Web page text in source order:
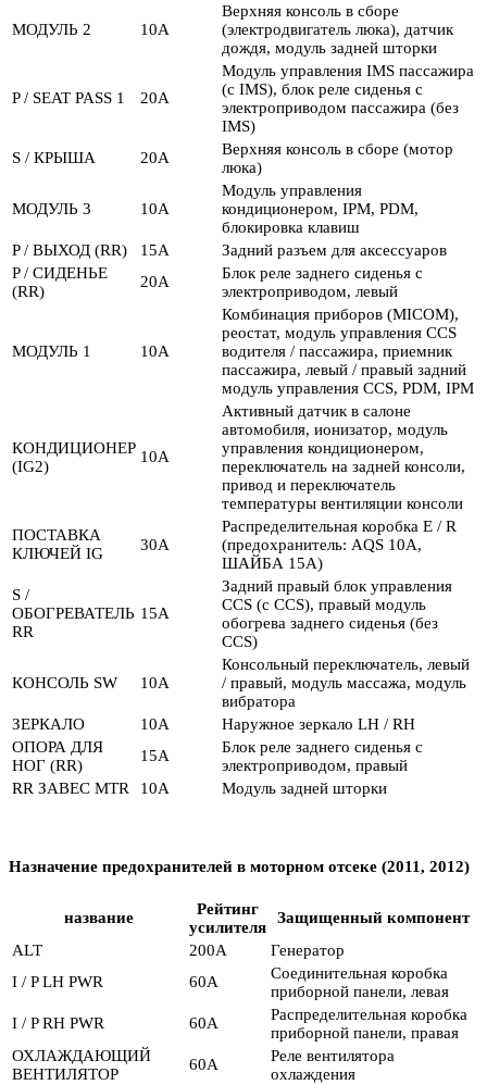
МОДУЛЬ 2 10А
Верхняя консоль в сборе
(электродвигатель люка), датчик
дождя, модуль задней шторки
P / SEAT PASS 1 20А
Модуль управления IMS пассажира
(с IMS), блок реле сиденья с
электроприводом пассажира (без
IMS)
S / КРЫША
20А
Верхняя консоль в сборе (мотор
люка)
МОДУЛЬ 3 10А
Модуль управления
кондиционером, IPM, PDM,
блокировка клавиш
P / ВЫХОД (RR)
15А
Задний разъем для аксессуаров
P / СИДЕНЬЕ
(RR)
20А
Блок реле заднего сиденья с
электроприводом, левый
МОДУЛЬ 1 10А
Комбинация приборов (MICOM),
реостат, модуль управления CCS
водителя / пассажира, приемник
пассажира, левый / правый задний
модуль управления CCS, PDM, IPM
КОНДИЦИОНЕР
(IG2)
10А
Активный датчик в салоне
автомобиля, ионизатор, модуль
управления кондиционером,
переключатель на задней консоли,
привод и переключатель
температуры вентиляции консоли
ПОСТАВКА
КЛЮЧЕЙ IG
30А
Распределительная коробка E / R
(предохранитель: AQS 10A,
ШАЙБА 15A)
S /
ОБОГРЕВАТЕЛЬ
RR
15А
Задний правый блок управления
CCS (с CCS), правый модуль
обогрева заднего сиденья (без
CCS)
КОНСОЛЬ SW 10А
Консольный переключатель, левый
/ правый, модуль массажа, модуль
вибратора
ЗЕРКАЛО
10А
Наружное зеркало LH / RH
ОПОРА ДЛЯ
НОГ (RR)
15А
Блок реле заднего сиденья с
электроприводом, правый
RR ЗАВЕС MTR
10А Модуль задней шторки
Назначение предохранителей в моторном отсеке (2011, 2012)
название
Рейтинг
усилителя
Защищенный компонент
ALT
200А
Генератор
I / P LH PWR
60А
Соединительная коробка
приборной панели, левая
I / P RH PWR
60А
Распределительная коробка
приборной панели, правая
ОХЛАЖДАЮЩИЙ
ВЕНТИЛЯТОР
60А
Реле вентилятора
охлаждения